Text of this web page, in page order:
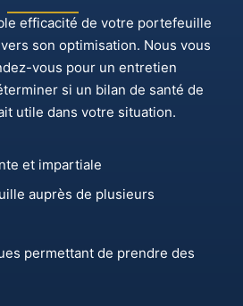
efficacité de votre portefeuille
son optimisation. Nous vous
vous pour un entretien
si un bilan de santé de
utile dans votre situation.
et impartiale
auprès de plusieurs
permettant de prendre des